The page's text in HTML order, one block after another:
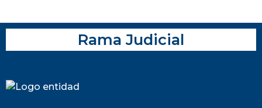
Rama Judicial